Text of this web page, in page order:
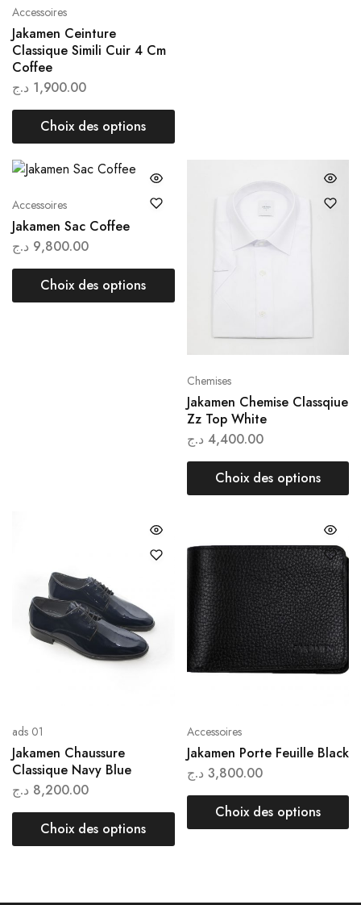
Accessoires
Jakamen Ceinture
Classique Simili Cuir 4 Cm
Coffee
1,900.00 د.ج
Choix des options
Accessoires
Jakamen Sac Coffee
9,800.00 د.ج
Choix des options
Chemises
Jakamen Chemise Classqiue
Zz Top White
4,400.00 د.ج
Choix des options
ads 01
Jakamen Chaussure
Classique Navy Blue
8,200.00 د.ج
Choix des options
Accessoires
Jakamen Porte Feuille Black
3,800.00 د.ج
Choix des options